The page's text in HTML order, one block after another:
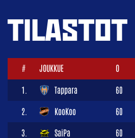
TILASTOT
# JOUKKUE O
1. Tappara 60
2. KooKoo 60
3. SaiPa 60